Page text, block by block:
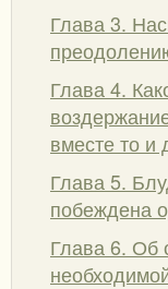
Глава 3.
Глава 4.
вместе то и
Глава 5.
побеждена
Глава 6. Об